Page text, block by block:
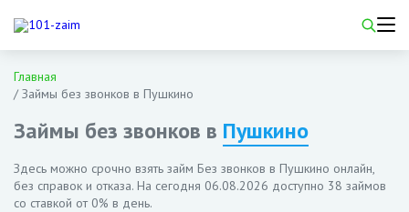
Главная
/Займы без звонков в Пушкино
Займы без звонков в Пушкино
Здесь можно срочно взять займ Без звонков в Пушкино онлайн,
без справок и отказа. На сегодня 06.08.2026 доступно 38 займов
со ставкой от 0% в день.